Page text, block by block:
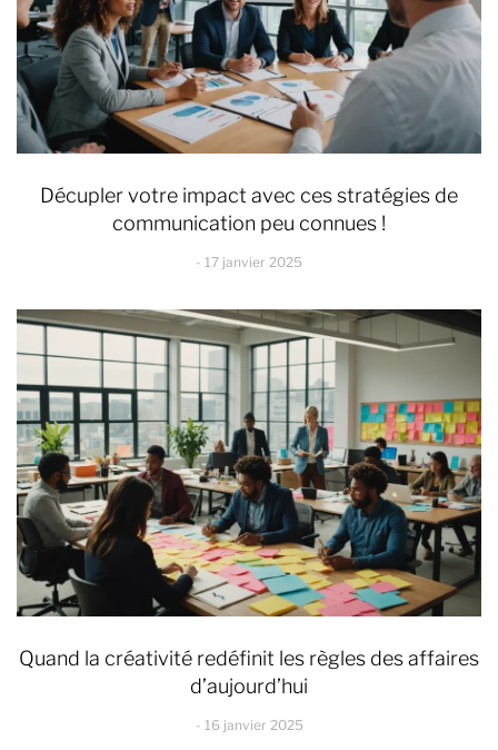
Décupler votre impact avec ces stratégies de
communication peu connues !
17 janvier 2025
Quand la créativité redéfinit les règles des affaires
d’aujourd’hui
16 janvier 2025